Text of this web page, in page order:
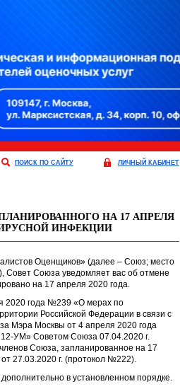
ПОИСК ПО САЙТУ ЛИЧНЫЙ КАБИНЕТ
НА 17 АПРЕЛЯ
ИНФЕКЦИИ
Оценщиков» (далее – Союз; место
Совет Союза уведомляет вас об отмене
на 17 апреля 2020 года.
2020 года №239 «О мерах по
Российской Федерации в связи с
Мэра Москвы от 4 апреля 2020 года
УМ» Советом Союза 07.04.2020 г.
Союза, запланированное на 17
27.03.2020 г. (протокол №222).
в установленном порядке.